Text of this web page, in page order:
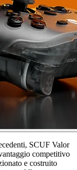
SCUF Valor
competitivo
e costruito